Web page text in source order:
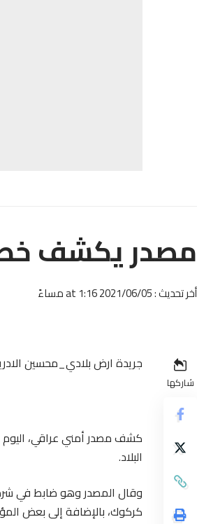
مصدر يكشف
أخر تحديث : 2021/06/05 at 1:16 مساءً
شاركها
جريدة ارض بلادي_محسين
كشف مصدر أمني عراقي،
البلاد.
كركوك، بالإضافة إلى بعض